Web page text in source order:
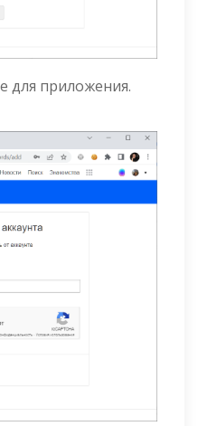
для приложения.